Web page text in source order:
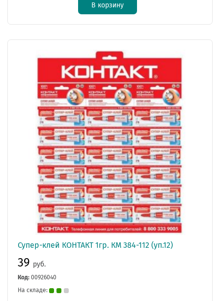
В корзину
Супер-клей КОНТАКТ 1гр. КМ 384-112 (уп.12)
39 руб.
Код: 00926040
На складе: